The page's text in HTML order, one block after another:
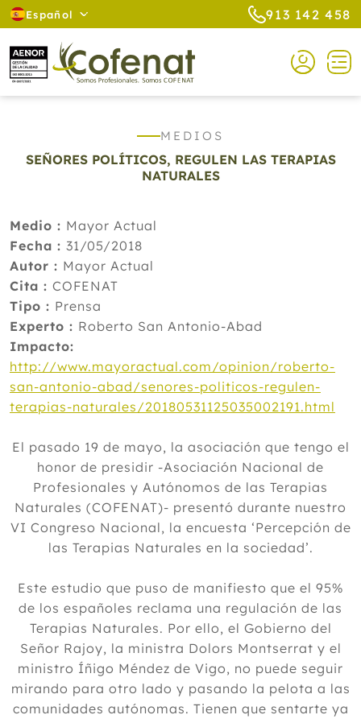
Español 913 142 458
MEDIOS
SEÑORES POLÍTICOS, REGULEN LAS TERAPIAS
NATURALES
Medio : Mayor Actual
Fecha : 31/05/2018
Autor : Mayor Actual
Cita : COFENAT
Tipo : Prensa
Experto : Roberto San Antonio-Abad
Impacto:
http://www.mayoractual.com/opinion/roberto-
san-antonio-abad/senores-politicos-regulen-
terapias-naturales/20180531125035002191.html
El pasado 19 de mayo, la asociación que tengo el
honor de presidir -Asociación Nacional de
Profesionales y Autónomos de las Terapias
Naturales (COFENAT)- presentó durante nuestro
VI Congreso Nacional, la encuesta ‘Percepción de
las Terapias Naturales en la sociedad’.
Este estudio que puso de manifiesto que el 95%
de los españoles reclama una regulación de las
Terapias Naturales. Por ello, el Gobierno del
Señor Rajoy, la ministra Dolors Montserrat y el
ministro Íñigo Méndez de Vigo, no puede seguir
mirando para otro lado y pasando la pelota a las
comunidades autónomas. Tienen que sentarte ya